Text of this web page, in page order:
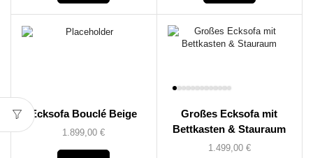
Ecksofa Bouclé Beige
1.899,00€
Großes Ecksofa mit
Bettkasten & Stauraum
1.499,00 €